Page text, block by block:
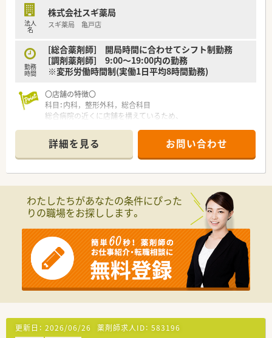
講可能な研修も幅広く用意されています
■2019年11月にドラッグストアとしては日本初、大学病院の敷
専門的な薬剤師を配置し高度医療を提供しています
■毎年100 店舗以上新規出店をしており、堅実ながらも勢いのあ
る成長企業です
があるのも特徴です
法人
名
株式会社スギ薬局
スギ薬局 亀戸店
勤務
時間
[総合薬剤師] 開局時間に合わせてシフト制勤務
[調剤薬剤師] 9:00～19:00内の勤務
※変形労働時間制(実働1日平均8時間勤務)
〇店舗の特徴〇
科目：内科，整形外科，総合科目
総合病院の近くに店舗を構えているため、
〇こんな会社です〇
■毎年100 店舗以上新規出店をしており、堅実ながらも勢いのあ
る成長企業です
陸エリアに約1,400店舗以上を展開しています
■研修制度は様々なプランがあり、集合研修だけでなく任意で受
講可能な研修も幅広く用意されています
■店舗で活躍する従業員、社外で活躍する従業員、将来経営幹部
となる従業員など、薬剤師として様々な活躍ができるフィールド
を用意されています
■総合薬剤師・調剤薬剤師（土日休み・19時までの勤務）どちらか
の働き方を選択できます
■業界で初めてプラチナくるみんマーク認定企業に選ばれ、3年
連続で更新中です
■充実した研修制度、人事制度、評価制度、キャリア支援制度等
詳細を見る お問い合わせ
わたしたちがあなたの条件にぴった
りの職場をお探しします。
更新日： 2026/06/26 薬剤師求人ID： 583196